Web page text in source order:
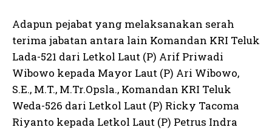
Adapun pejabat yang melaksanakan serah
terima jabatan antara lain Komandan KRI Teluk
Lada-521 dari Letkol Laut (P) Arif Priwadi
Wibowo kepada Mayor Laut (P) Ari Wibowo,
S.E., M.T., M.Tr.Opsla., Komandan KRI Teluk
Weda-526 dari Letkol Laut (P) Ricky Tacoma
Riyanto kepada Letkol Laut (P) Petrus Indra